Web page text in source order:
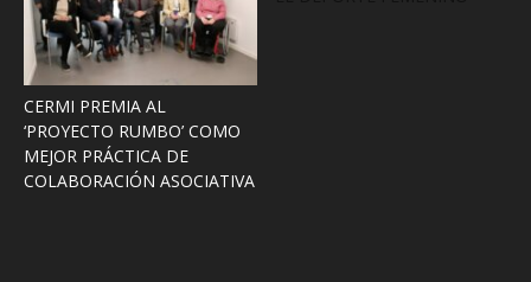
CERMI PREMIA AL
‘PROYECTO RUMBO’ COMO
MEJOR PRÁCTICA DE
COLABORACIÓN ASOCIATIVA